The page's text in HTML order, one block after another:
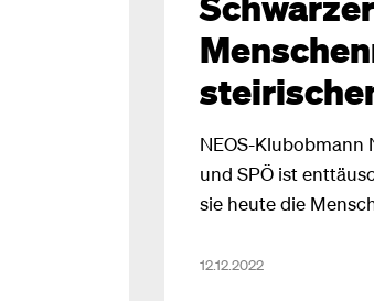
NEOS-Klubobmann
und SPÖ ist
sie heute die
12.12.2022